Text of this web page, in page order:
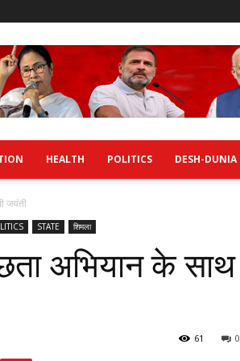
HEALTH POLITICS DESH-DUNIA
जयंती
STATE शिमला
अभियान के साथ
0
61